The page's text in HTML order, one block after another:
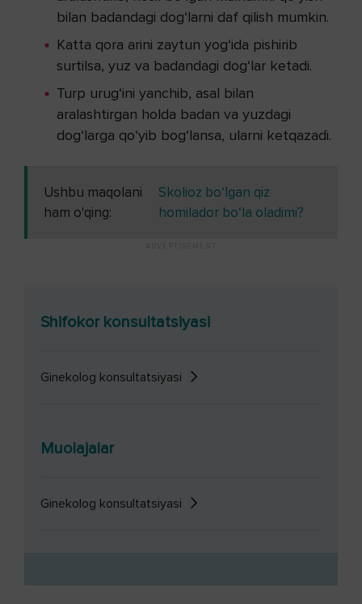
bilan badandagi dog‘larni daf qilish mumkin.
Katta qora arini zaytun yog‘ida pishirib
surtilsa, yuz va badandagi dog‘lar ketadi.
Turp urug‘ini yanchib, asal bilan
aralashtirgan holda badan va yuzdagi
dog‘larga qo‘yib bog‘lansa, ularni ketqazadi.
Ushbu maqolani
ham o'qing:
Skolioz bo‘lgan qiz
homilador bo‘la oladimi?
Shifokor konsultatsiyasi
Ginekolog konsultatsiyasi
Muolajalar
Ginekolog konsultatsiyasi